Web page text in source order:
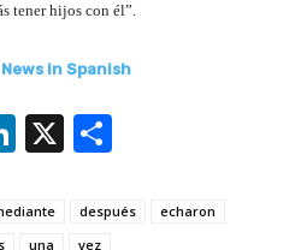
tener hijos con él”.
in Spanish
Li
k
X
ar
después
echaron
una vez